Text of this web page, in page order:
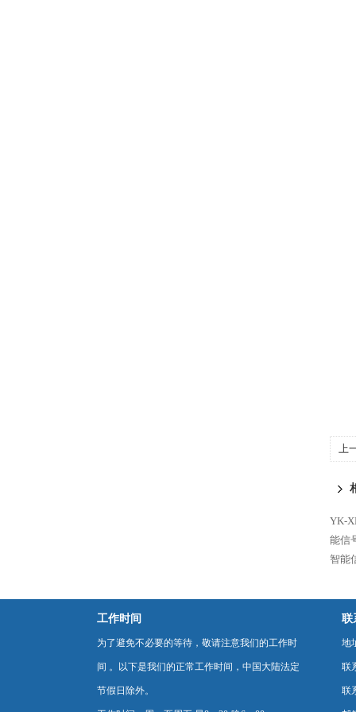
上
YK-
能信
智能
工作时间
为了避免不必要的等待，敬请注意我们的工作时
间 。以下是我们的正常工作时间，中国大陆法定
节假日除外。
联
地
联
联